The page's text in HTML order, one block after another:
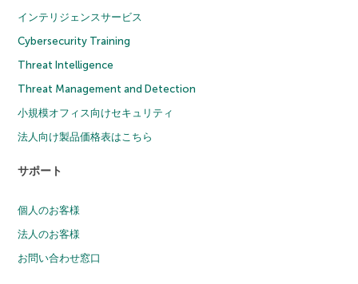
インテリジェンスサービス
Cybersecurity Training
Threat Intelligence
Threat Management and Detection
小規模オフィス向けセキュリティ
法人向け製品価格表はこちら
サポート
個人のお客様
法人のお客様
お問い合わせ窓口